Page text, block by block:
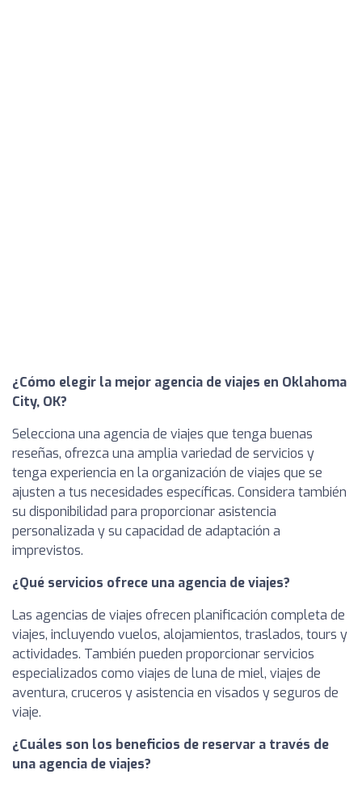
¿Cómo elegir la mejor agencia de viajes en Oklahoma
City, OK?
Selecciona una agencia de viajes que tenga buenas
reseñas, ofrezca una amplia variedad de servicios y
tenga experiencia en la organización de viajes que se
ajusten a tus necesidades específicas. Considera también
su disponibilidad para proporcionar asistencia
personalizada y su capacidad de adaptación a
imprevistos.
¿Qué servicios ofrece una agencia de viajes?
Las agencias de viajes ofrecen planificación completa de
viajes, incluyendo vuelos, alojamientos, traslados, tours y
actividades. También pueden proporcionar servicios
especializados como viajes de luna de miel, viajes de
aventura, cruceros y asistencia en visados y seguros de
viaje.
¿Cuáles son los beneficios de reservar a través de
una agencia de viajes?